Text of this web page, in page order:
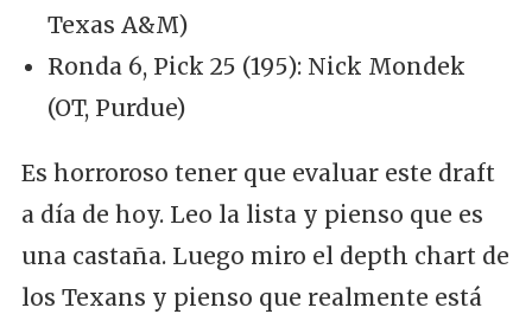
Texas A&M)
Ronda 6, Pick 25 (195): Nick Mondek
(OT, Purdue)
Es horroroso tener que evaluar este draft
a día de hoy. Leo la lista y pienso que es
una castaña. Luego miro el depth chart de
los Texans y pienso que realmente está